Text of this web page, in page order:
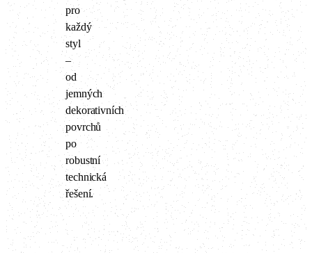
pro
každý
styl
–
od
jemných
dekorativních
povrchů
po
robustní
technická
řešení.